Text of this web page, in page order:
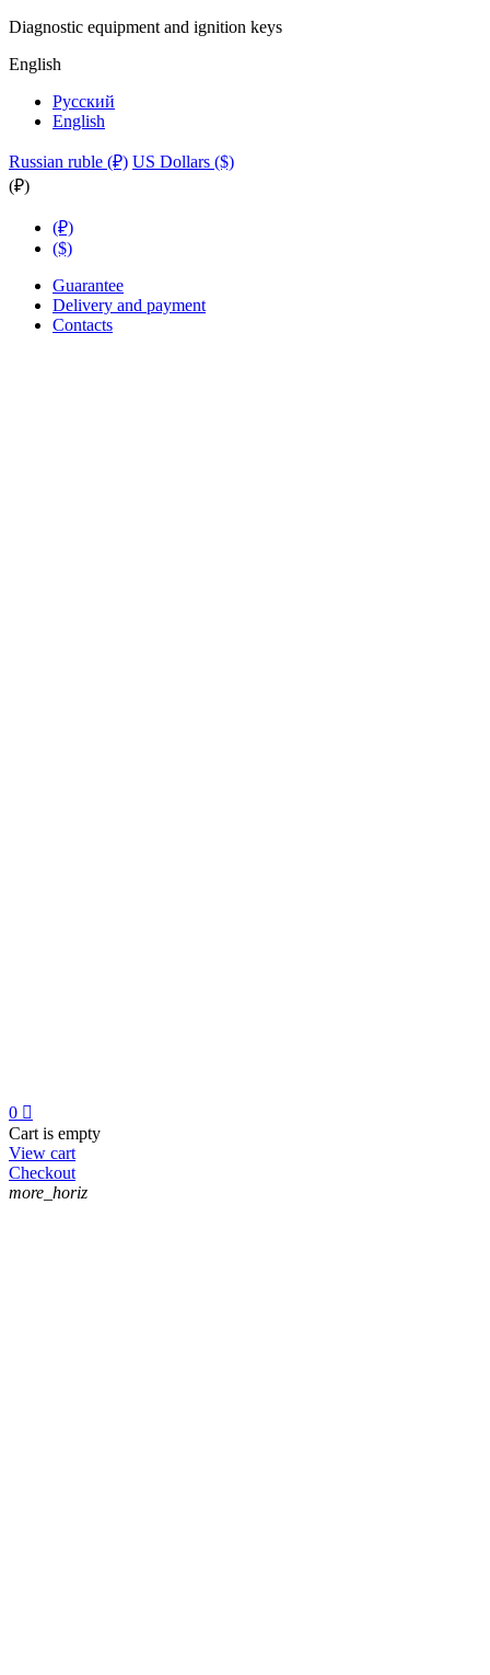
Diagnostic equipment and ignition keys
English
Русский
English
Russian ruble (₽) US Dollars ($)
(₽)
(₽)
($)
Guarantee
Delivery and payment
Contacts
0 
Cart is empty
View cart
Checkout
more_horiz